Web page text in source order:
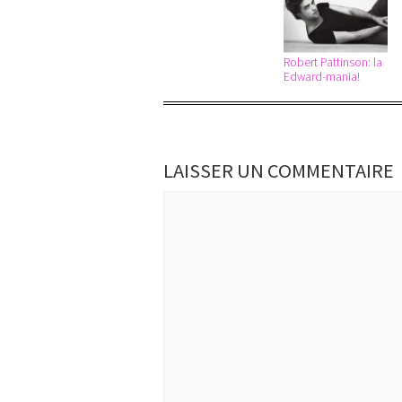
Robert Pattinson: la
Edward-mania!
LAISSER UN COMMENTAIRE